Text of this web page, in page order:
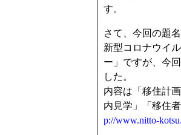
す。
さて、今回の題
新型コロナウイ
ー」ですが、今
した。
内容は「移住計
内見学」「移住
p://www.nitto-